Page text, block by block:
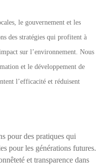
le gouvernement et les
des stratégies qui profitent à
sur l’environnement. Nous
et le développement de
l’efficacité et réduisent
pour des pratiques qui
pour les générations futures.
et transparence dans